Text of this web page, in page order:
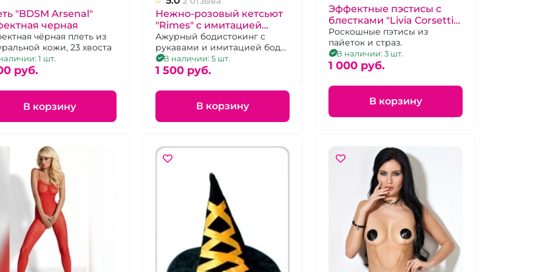
"BDSM Arsenal"
черная
чёрная плеть из
кожи, 23 хвоста
1 шт.
pуб.
В корзину
Нежно-розовый кетсьют
"Rimes" c имитацией
боди и чулок
Ажурный бодистокинг с
рукавами и имитацией боди
с чулочками, р.44-48
В наличии: 5 шт.
1 500 pуб.
В корзину
Эффектные пэстисы с
блестками "Livia Corsetti"
Morvetima Лебедь
Роскошные пэтисы из
пайеток и страз.
В наличии: 3 шт.
1 000 pуб.
В корзину